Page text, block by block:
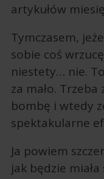
artykułów
Tymczasem,
sobie coś
niestety… nie.
za mało.
bombę i wtedy
spektakularne
Ja powiem
jak będzie